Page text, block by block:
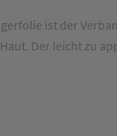
ist der
Der leicht zu